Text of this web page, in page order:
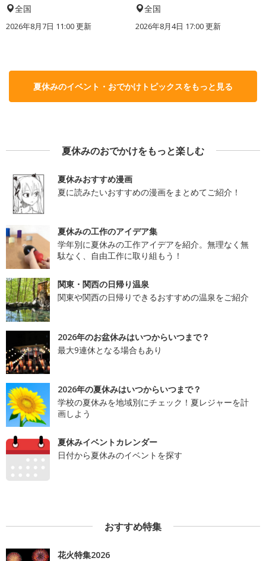
全国
2026年8月7日 11:00更新
全国
2026年8月4日 17:00更新
夏休みのイベント・おでかけトピックスをもっと見る
夏休みのおでかけをもっと楽しむ
夏休みおすすめ漫画
夏に読みたいおすすめの漫画をまとめてご紹介！
夏休みの工作のアイデア集
学年別に夏休みの工作アイデアを紹介。無理なく無
駄なく、自由工作に取り組もう！
関東・関西の日帰り温泉
関東や関西の日帰りできるおすすめの温泉をご紹介
2026年のお盆休みはいつからいつまで？
最大9連休となる場合もあり
2026年の夏休みはいつからいつまで？
学校の夏休みを地域別にチェック！夏レジャーを計
画しよう
夏休みイベントカレンダー
日付から夏休みのイベントを探す
おすすめ特集
花火特集2026